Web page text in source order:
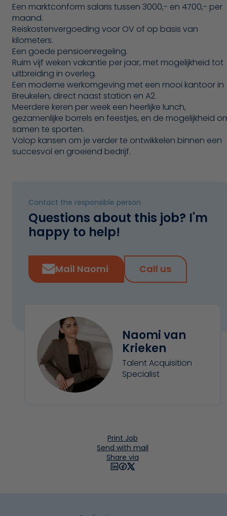
Een marktconform salaris tussen 3000,- en 4700,- per
maand.
Reiskostenvergoeding voor OV of op basis van
kilometers.
Een goede pensioenregeling.
Ruim vijf weken vakantie per jaar, met mogelijkheid tot
uitbreiding in overleg.
Een moderne werkomgeving met een mooi kantoor in
Breukelen, direct naast station en A2.
Meerdere keren per week een heerlijke lunch,
gezamenlijke borrels en feestjes, en de mogelijkheid
samen te sporten.
Volop kansen om je verder te ontwikkelen binnen een
succesvol en groeiend bedrijf.
Contact the responsible person
Questions about this job? I'm
happy to help!
Mail Naomi Call us
Naomi van
Krieken
Talent Acquisition
Specialist
Print Job
Send with mail
Share via